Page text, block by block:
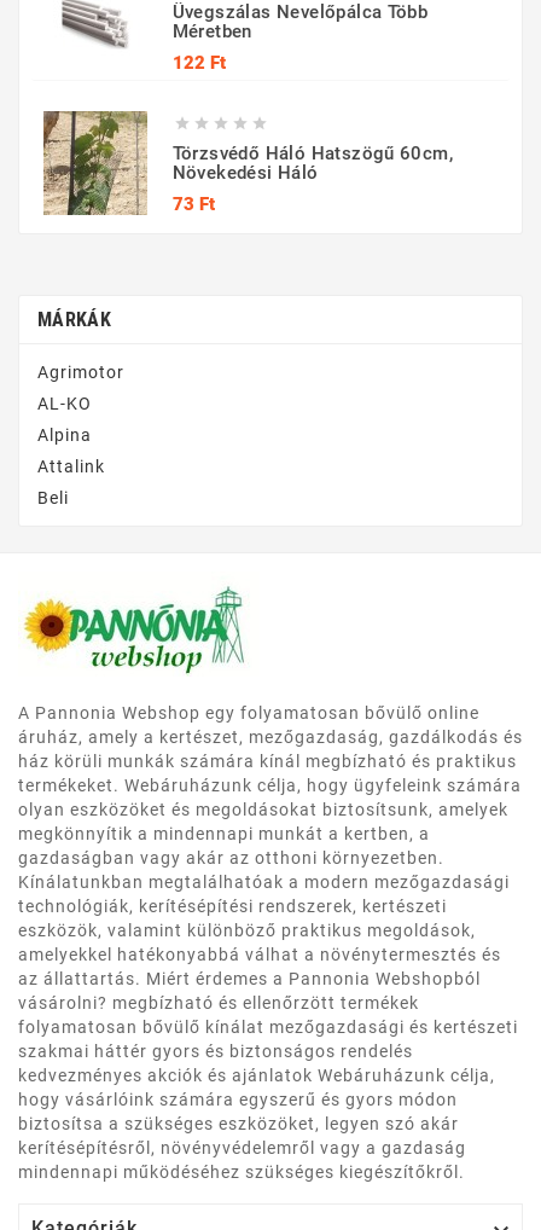
Üvegszálas Nevelőpálca Több
Méretben
122 FtÁr
    
Törzsvédő Háló Hatszögű 60cm,
Növekedési Háló
73 FtÁr
MÁRKÁK
Agrimotor
AL-KO
Alpina
Attalink
Beli
A Pannonia Webshop egy folyamatosan bővülő online
áruház, amely a kertészet, mezőgazdaság, gazdálkodás és
ház körüli munkák számára kínál megbízható és praktikus
termékeket. Webáruházunk célja, hogy ügyfeleink számára
olyan eszközöket és megoldásokat biztosítsunk, amelyek
megkönnyítik a mindennapi munkát a kertben, a
gazdaságban vagy akár az otthoni környezetben.
Kínálatunkban megtalálhatóak a modern mezőgazdasági
technológiák, kerítésépítési rendszerek, kertészeti
eszközök, valamint különböző praktikus megoldások,
amelyekkel hatékonyabbá válhat a növénytermesztés és
az állattartás. Miért érdemes a Pannonia Webshopból
vásárolni? megbízható és ellenőrzött termékek
folyamatosan bővülő kínálat mezőgazdasági és kertészeti
szakmai háttér gyors és biztonságos rendelés
kedvezményes akciók és ajánlatok Webáruházunk célja,
hogy vásárlóink számára egyszerű és gyors módon
biztosítsa a szükséges eszközöket, legyen szó akár
kerítésépítésről, növényvédelemről vagy a gazdaság
mindennapi működéséhez szükséges kiegészítőkről.